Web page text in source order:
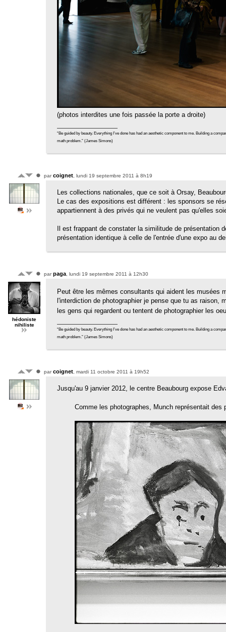
(photos interdites une fois passée la porte a droite)
“Be guided by beauty. Everything I’ve done has had an aesthetic component to me. Building a
math problem.” (James Simons)
parcoignet , lundi 19 septembre 2011 à 8h19
Les collections nationales, que ce soit à Orsay,
Le cas des expositions est différent : les sponsors se
appartiennent à des privés qui ne veulent pas qu'elles
Il est frappant de constater la similitude de présentation
présentation identique à celle de l'entrée d'une expo au
parpaga , lundi 19 septembre 2011 à 12h30
hédoniste
nihiliste
Peut être les mêmes consultants qui aident les musées
l'interdiction de photographier je pense que tu as raison,
les gens qui regardent ou tentent de photographier les
“Be guided by beauty. Everything I’ve done has had an aesthetic component to me. Building a
math problem.” (James Simons)
parcoignet , mardi 11 octobre 2011 à 19h52
Jusqu'au 9 janvier 2012, le centre Beaubourg expose
Comme les photographes, Munch représentait